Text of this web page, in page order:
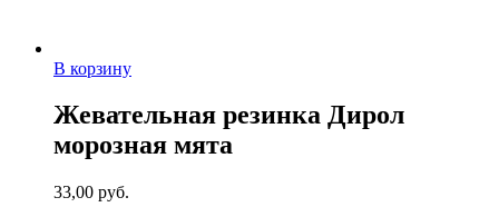
В корзину
Жевательная резинка Дирол
морозная мята
33,00 руб.